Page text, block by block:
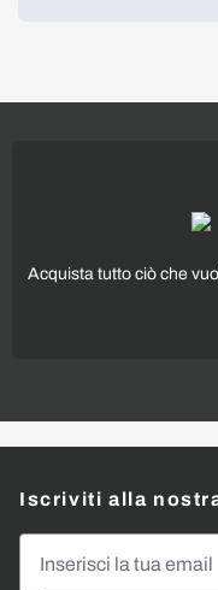
Acquista tutto ciò che
Iscriviti alla